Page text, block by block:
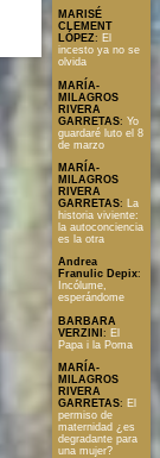
MARISÉ
CLEMENT
LÓPEZ: El
incesto ya no se
olvida
MARÍA-
MILAGROS
RIVERA
GARRETAS: Yo
guardaré luto el 8
de marzo
MARÍA-
MILAGROS
RIVERA
GARRETAS:
La
historia viviente:
la autoconciencia
es la otra
Andrea
Franulic Depix:
Incólume,
esperándome
BARBARA
VERZINI : El
Papa i la Poma
MARÍA-
MILAGROS
RIVERA
GARRETAS: El
permiso de
maternidad ¿es
degradante para
una mujer?